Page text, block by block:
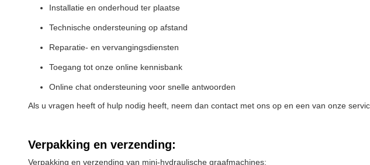
Installatie en onderhoud ter plaatse
Technische ondersteuning op afstand
Reparatie- en vervangingsdiensten
Toegang tot onze online kennisbank
Online chat ondersteuning voor snelle antwoorden
Als u vragen heeft of hulp nodig heeft, neem dan contact met ons op en een van onze
Verpakking en verzending:
Verpakking en verzending van mini-hydraulische graafmachines: